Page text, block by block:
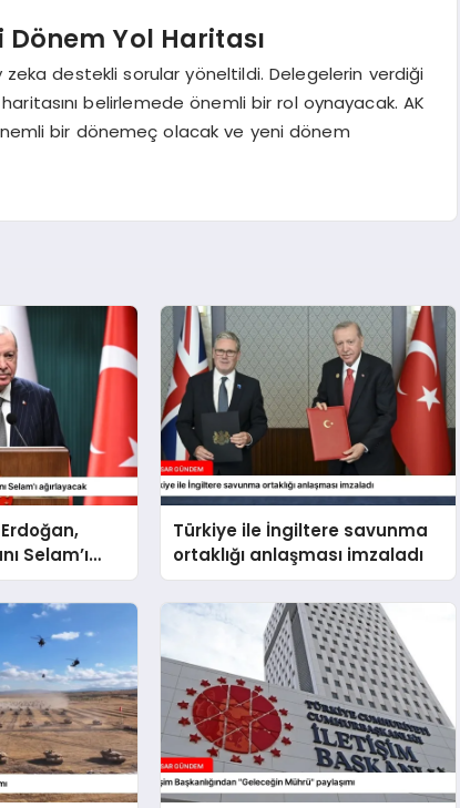
Yol Haritası
destekli sorular yöneltildi. Delegelerin verdiği
belirlemede önemli bir rol oynayacak. AK
bir dönemeç olacak ve yeni dönem
Selam’ı
Türkiye ile İngiltere savunma
ortaklığı anlaşması imzaladı